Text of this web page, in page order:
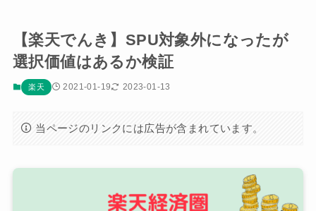
【楽天でんき】SPU対象外になったが
選択価値はあるか検証
楽天 2021-01-19 2023-01-13
当ページのリンクには広告が含まれています。